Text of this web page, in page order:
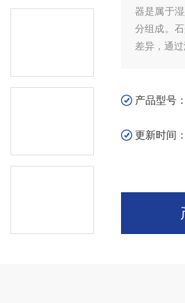
器是属于
分组成。
差异，通
产品型号：
更新时间：